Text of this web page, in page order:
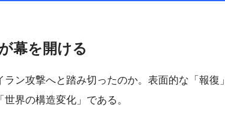
幕を開ける
ン攻撃へと踏み切ったのか。表面的な「報復」
界の構造変化」である。